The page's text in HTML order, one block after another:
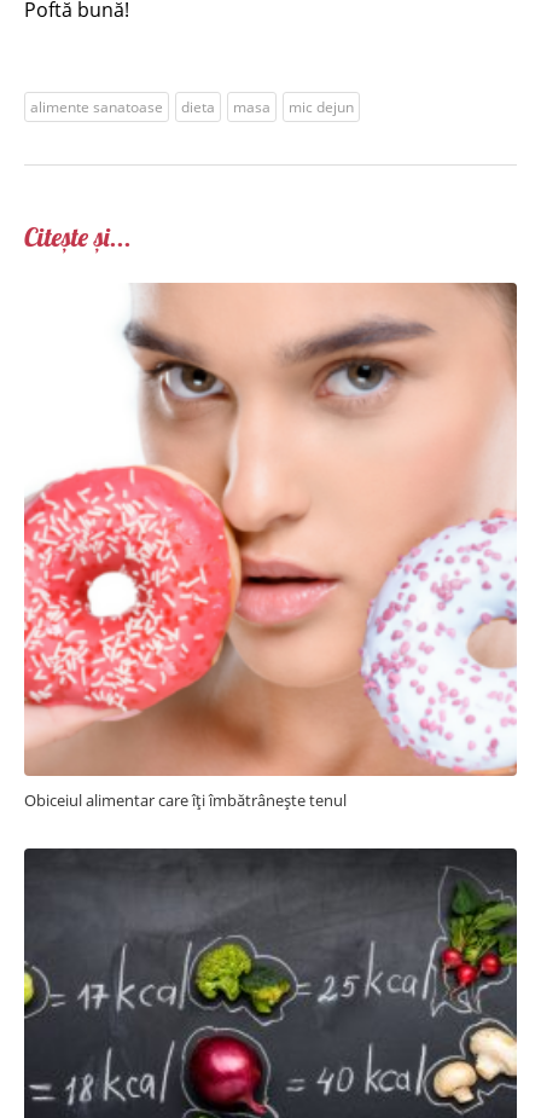
Poftă bună!
alimente sanatoase dieta masa mic dejun
Citește și...
Obiceiul alimentar care îți îmbătrânește tenul